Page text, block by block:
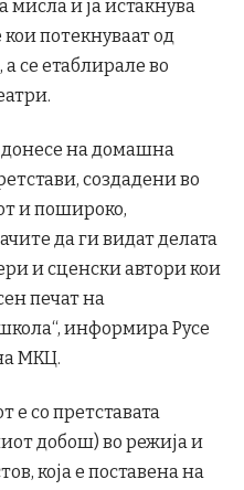
мисла и ја истакнува
потекнуваат од
се етаблирале во
донесе на домашна
создадени во
и пошироко,
да ги видат делата
и сценски автори кои
печат на
информира Русе
МКЦ.
е со претставата
добош) во режија и
која е поставена на